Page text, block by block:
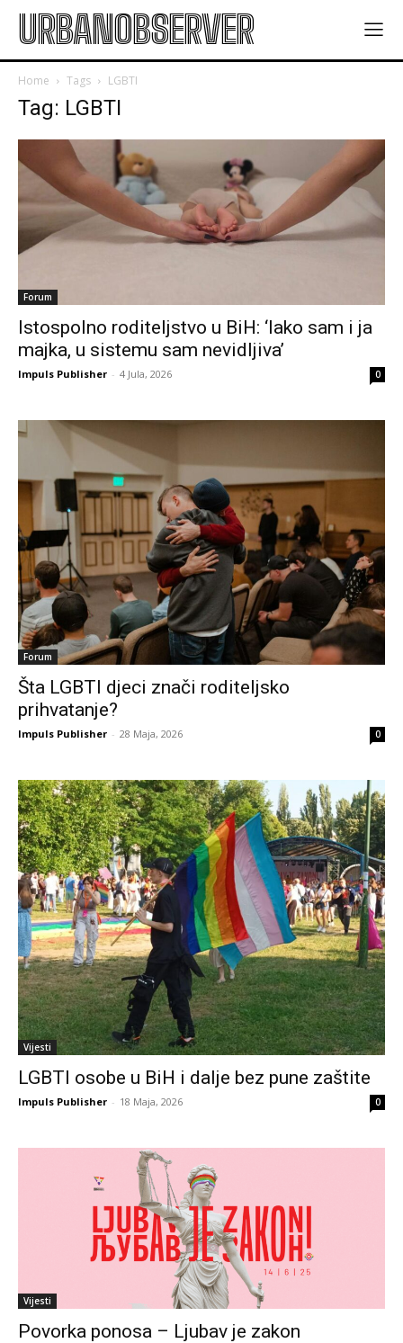
URBANOBSERVER
Home Tags LGBTI
Tag: LGBTI
Forum
Istospolno roditeljstvo u BiH: ‘Iako sam i ja
majka, u sistemu sam nevidljiva’
Impuls Publisher - 4 Jula, 2026 0
Forum
Šta LGBTI djeci znači roditeljsko
prihvatanje?
Impuls Publisher - 28 Maja, 2026 0
Vijesti
LGBTI osobe u BiH i dalje bez pune zaštite
Impuls Publisher - 18 Maja, 2026 0
Vijesti
Povorka ponosa – Ljubav je zakon